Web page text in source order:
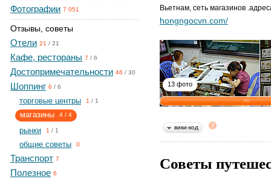
Фотографии 7 051
Отзывы, советы
Отели 21 / 21
Кафе, рестораны 7 / 6
Достопримечательности 46 / 30
Шоппинг 6 / 6
торговые центры 1 / 1
магазины 4 / 4
рынки 1 / 1
общие советы 0
Транспорт 7
Полезное 6
Вьетнам, сеть магазинов
hongngocvn.com/
13 фото
вики-код
Советы